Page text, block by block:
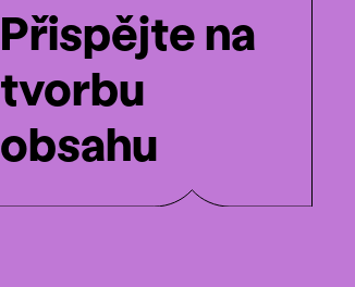
Přispějte na
tvorbu
obsahu